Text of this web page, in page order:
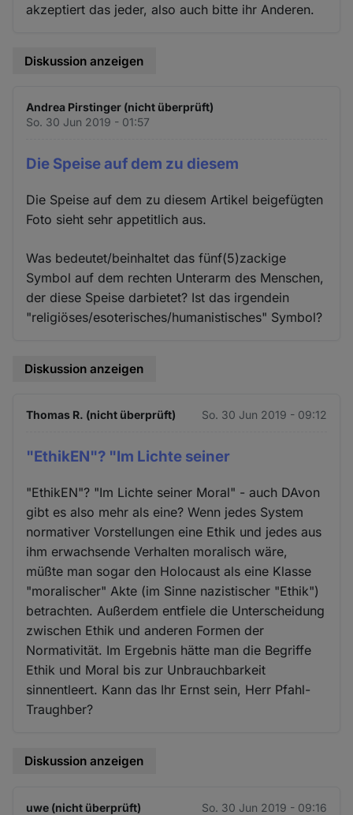
akzeptiert das jeder, also auch bitte ihr Anderen.
Diskussion anzeigen
Andrea Pirstinger (nicht überprüft)
So. 30 Jun 2019 - 01:57
Die Speise auf dem zu diesem
Die Speise auf dem zu diesem Artikel beigefügten
Foto sieht sehr appetitlich aus.
Was bedeutet/beinhaltet das fünf(5)zackige
Symbol auf dem rechten Unterarm des Menschen,
der diese Speise darbietet? Ist das irgendein
"religiöses/esoterisches/humanistisches" Symbol?
Diskussion anzeigen
Thomas R. (nicht überprüft) So. 30 Jun 2019 - 09:12
"EthikEN"? "Im Lichte seiner
"EthikEN"? "Im Lichte seiner Moral" - auch DAvon
gibt es also mehr als eine? Wenn jedes System
normativer Vorstellungen eine Ethik und jedes aus
ihm erwachsende Verhalten moralisch wäre,
müßte man sogar den Holocaust als eine Klasse
"moralischer" Akte (im Sinne nazistischer "Ethik")
betrachten. Außerdem entfiele die Unterscheidung
zwischen Ethik und anderen Formen der
Normativität. Im Ergebnis hätte man die Begriffe
Ethik und Moral bis zur Unbrauchbarkeit
sinnentleert. Kann das Ihr Ernst sein, Herr Pfahl-
Traughber?
Diskussion anzeigen
uwe (nicht überprüft) So. 30 Jun 2019 - 09:16